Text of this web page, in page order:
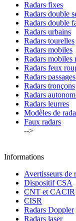
Radars fixes
Radars double
Radars double
Radars urbains
Radars tourelles
Radars mobiles
Radars mobiles
Radars feux
Radars
Radars tronçons
Radars
Radars leurres
Modèles de
Faux radars
-->
Informations
Avertisseurs de
Dispositif CSA
CNT et CACIR
CISR
Radars Doppler
Radars laser